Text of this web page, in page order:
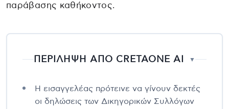
παράβασης καθήκοντος.
ΠΕΡΙΛΗΨΗ ΑΠΟ CRETAONE AI ▼
Η εισαγγελέας πρότεινε να γίνουν δεκτές
οι δηλώσεις των Δικηγορικών Συλλόγων